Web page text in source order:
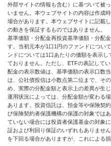
外部サイトの情報も含む）に基づいて被
いません。本ウェブサイトの内容は作成
場合があります。本ウェブサイトに記載
の動きを保証するものではありません。
基準価額・分配金再投資基準価額・分配
す。当初元本が1口1円のファンドについ
ンドについては1口あたりの価額を表示
ておりません。ただし、ETFの表記して
配金の表示数値は、基準価額の表示口数
は、公社債投信は小数点第二位まで、そ
め、実際の分配金額と表示上の差異が生じ
運用状況によっては、分配金額が変わる
あります。投資信託は、預金等や保険契
び保険契約者保護機構の保護の対象では
ていない場合には投資者保護基金の対象
証および利回り保証のいずれもありませ
を下回る場合がありますが、これによる